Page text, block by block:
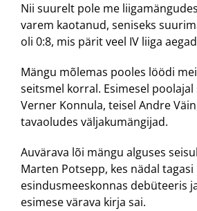
Nii suurelt pole me
varem kaotanud, seniseks
oli 0:8, mis pärit veel IV liiga
Mängu mõlemas pooles löödi
seitsmel korral. Esimesel poolajal
Verner Konnula, teisel Andre
tavaoludes väljakumängijad.
Auvärava lõi mängu alguses
Marten Potsepp, kes nädal tagasi
esindusmeeskonnas debüteeris
esimese värava kirja sai.